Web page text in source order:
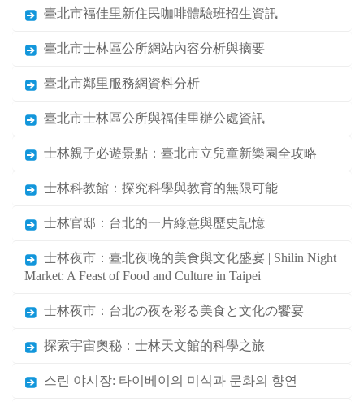
臺北市福佳里新住民咖啡體驗班招生資訊
臺北市士林區公所網站內容分析與摘要
臺北市鄰里服務網資料分析
臺北市士林區公所與福佳里辦公處資訊
士林親子必遊景點：臺北市立兒童新樂園全攻略
士林科教館：探究科學與教育的無限可能
士林官邸：台北的一片綠意與歷史記憶
士林夜市：臺北夜晚的美食與文化盛宴 | Shilin Night
Market: A Feast of Food and Culture in Taipei
士林夜市：台北の夜を彩る美食と文化の饗宴
探索宇宙奧秘：士林天文館的科學之旅
스린 야시장: 타이베이의 미식과 문화의 향연